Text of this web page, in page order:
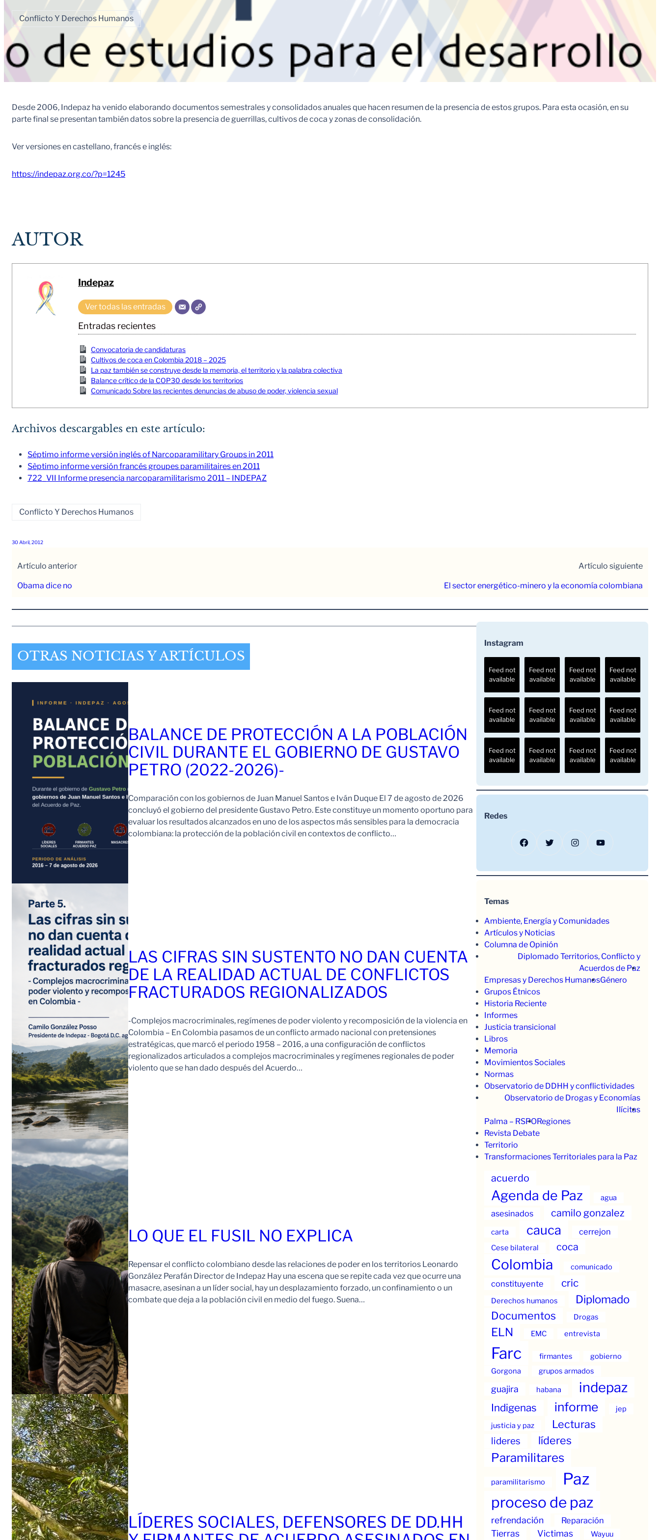
Conflicto Y Derechos Humanos
Desde 2006, Indepaz ha venido elaborando documentos semestrales y consolidados anuales que hacen resumen de la presencia de estos grupos. Para esta ocasión, en su
parte final se presentan también datos sobre la presencia de guerrillas, cultivos de coca y zonas de consolidación.
Ver versiones en castellano, francés e inglés:
https://indepaz.org.co/?p=1245
AUTOR
Indepaz
Ver todas las entradas
Entradas recientes
Convocatoria de candidaturas
Cultivos de coca en Colombia 2018 – 2025
La paz también se construye desde la memoria, el territorio y la palabra colectiva
Balance crítico de la COP30 desde los territorios
Comunicado Sobre las recientes denuncias de abuso de poder, violencia sexual
Archivos descargables en este artículo:
Séptimo informe versión inglés of Narcoparamilitary Groups in 2011
Sèptimo informe versión francés groupes paramilitaires en 2011
722_VII Informe presencia narcoparamilitarismo 2011 – INDEPAZ
Conflicto Y Derechos Humanos
30 Abril, 2012
Artículo anterior
Obama dice no
Artículo siguiente
El sector energético-minero y la economía colombiana
OTRAS NOTICIAS Y ARTÍCULOS
BALANCE DE PROTECCIÓN A LA POBLACIÓN
CIVIL DURANTE EL GOBIERNO DE GUSTAVO
PETRO (2022-2026)-
Comparación con los gobiernos de Juan Manuel Santos e Iván Duque El 7 de agosto de 2026
concluyó el gobierno del presidente Gustavo Petro. Este constituye un momento oportuno para
evaluar los resultados alcanzados en uno de los aspectos más sensibles para la democracia
colombiana: la protección de la población civil en contextos de conflicto…
LAS CIFRAS SIN SUSTENTO NO DAN CUENTA
DE LA REALIDAD ACTUAL DE CONFLICTOS
FRACTURADOS REGIONALIZADOS
-Complejos macrocriminales, regímenes de poder violento y recomposición de la violencia en
Colombia – En Colombia pasamos de un conflicto armado nacional con pretensiones
estratégicas, que marcó el periodo 1958 – 2016, a una configuración de conflictos
regionalizados articulados a complejos macrocriminales y regímenes regionales de poder
violento que se han dado después del Acuerdo…
LO QUE EL FUSIL NO EXPLICA
Repensar el conflicto colombiano desde las relaciones de poder en los territorios Leonardo
González Perafán Director de Indepaz Hay una escena que se repite cada vez que ocurre una
masacre, asesinan a un líder social, hay un desplazamiento forzado, un confinamiento o un
combate que deja a la población civil en medio del fuego. Suena…
LÍDERES SOCIALES, DEFENSORES DE DD.HH
Instagram
Feed not
available
Feed not
available
Feed not
available
Feed not
available
Feed not
available
Feed not
available
Feed not
available
Feed not
available
Feed not
available
Feed not
available
Feed not
available
Feed not
available
Redes
Facebook Twitter Instagram YouTube
Temas
Ambiente, Energía y Comunidades
Artículos y Noticias
Columna de Opinión
Diplomado Territorios, Conflicto y
Acuerdos de Paz
Empresas y Derechos HumanosGénero
Grupos Étnicos
Historia Reciente
Informes
Justicia transicional
Libros
Memoria
Movimientos Sociales
Normas
Observatorio de DDHH y conflictividades
Observatorio de Drogas y Economías
Ilícitas
Palma – RSPORegiones
Revista Debate
Territorio
Transformaciones Territoriales para la Paz
acuerdo
Agenda de Paz agua
asesinados camilo gonzalez
carta cauca cerrejon
Cese bilateral coca
Colombia comunicado
constituyente cric
Derechos humanos Diplomado
Documentos Drogas
ELN EMC entrevista
Farc firmantes
gobierno
Gorgona
grupos armados
guajira habana indepaz
Indigenas informe
jep
justicia y paz
Lecturas
lideres líderes
Paramilitares
paramilitarismo Paz
proceso de paz
refrendación Reparación
Tierras Victimas Wayuu